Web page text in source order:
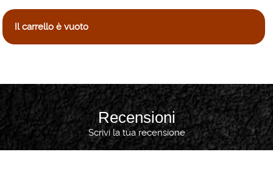
Il carrello è vuoto
Recensioni
Scrivi la tua recensione